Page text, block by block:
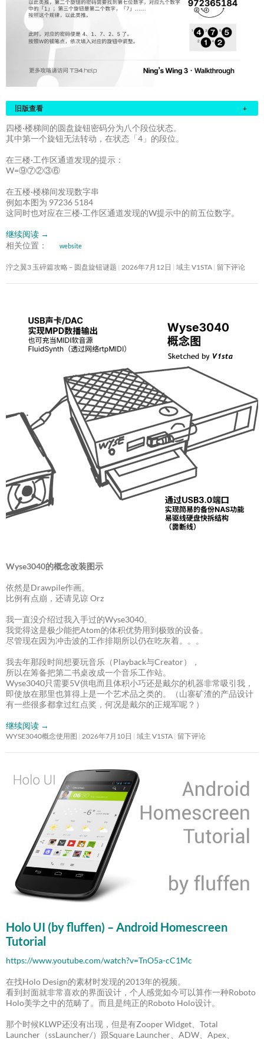
旧版查看 +
四楼·楼梯间的圆盘旋钮密码分为八个段位状态。
其中第一个旋钮无法转动，在状态「4」的段位。
在三楼·工作区通道发现的提示：
W=⑨⑦②③⑥
在五楼·楼梯间发现数字串
例如本图为 97236 5184
这同时也对应在三楼·工作区通道发现的W提示中的前五位数字。
继续阅读 →
相关位置：
website
泞之翼3 玉碎篇攻略 – 圆盘旋钮谜题 2026年7月12日 域主 V1STA 留下评论
Wyse3040的概念改装图示
依然是Drawpile作画。
比例有点崩，还请见谅 Orz
我一直没介绍过我入手过的Wyse3040。
我觉得这是极少能把Atom的体积优势用到极致的设备。
尽管现在因为冲击波的工作排期所以仍在吃灰着。。。
我去年那段时间想要玩音乐（Playback与Creator），
所以在筹备把第二书桌改成一个音乐工作站。
Wyse3040只需要5V供电而且体积小巧还是戴尔的机器非常吸引我，
即使放在那里也算得上是一个艺术品之类的。（山寨矿渣的产品设计
有一些很多都拿过红点奖，何况是戴尔的正规军呢？）
继续阅读 →
WYSE3040概念使用图 2026年7月10日 域主 V1STA 留下评论
Holo UI (by fluffen) – Android Homescreen
Tutorial
https://www.youtube.com/watch?v=TnO5a-cC1Mc
在找Holo Design的素材时发现的2013年的视频。
看到封面就非常喜欢的界面设计，个人感觉如今可以算作一种Roboto
Holo美学之中的范畴了。而且是纯正的Roboto Holo设计。
那个时候KLWP还没有出现，但是有Zooper Widget、Total
Launcher（ssLauncher/）跟Square Launcher、ADW、Apex、